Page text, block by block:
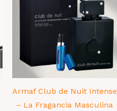
Armaf Club de Nuit Intense
– La Fragancia Masculina